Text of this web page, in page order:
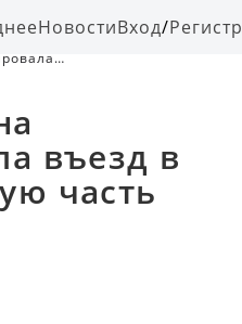
НовостиВход/
въезд в
часть